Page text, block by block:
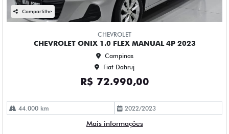
Campinas
Fiat Dahruj
R$ 79.990,00
2022/2023
Mais informações